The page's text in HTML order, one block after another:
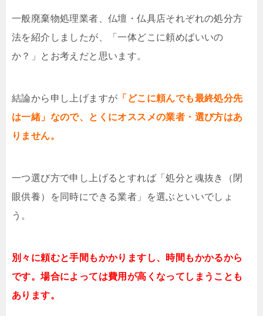
一般廃棄物処理業者、仏壇・仏具店それぞれの処分方
法を紹介しましたが、「一体どこに頼めばいいの
か？」とお考えだと思います。
結論から申し上げますが 「どこに頼んでも最終処分先
は一緒」なので、とくにオススメの業者・選び方はあ
りません。
一つ選び方で申し上げるとすれば「処分と魂抜き（閉
眼供養）を同時にできる業者」を選ぶといいでしょ
う。
別々に頼むと手間もかかりますし、時間もかかるから
です。場合によっては費用が高くなってしまうことも
あります。